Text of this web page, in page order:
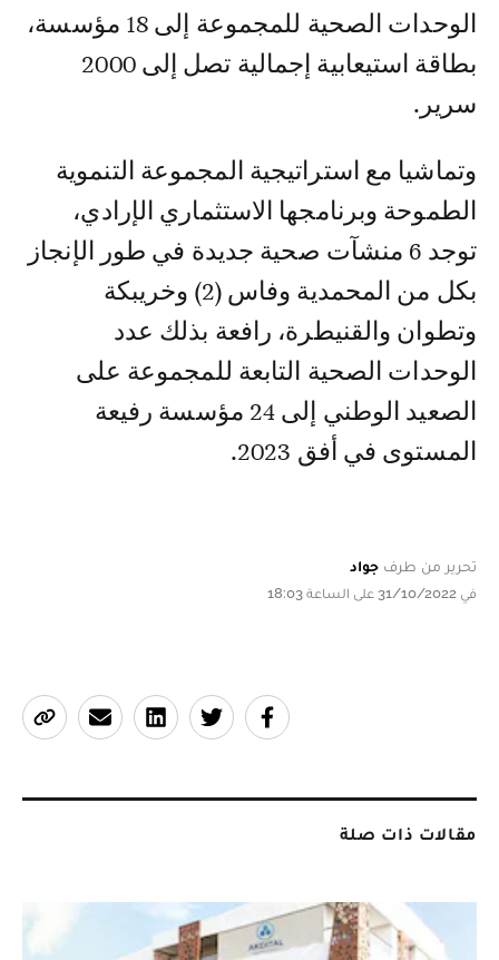
الوحدات الصحية للمجموعة إلى 18 مؤسسة،
بطاقة استيعابية إجمالية تصل إلى 2000
سرير.
وتماشيا مع استراتيجية المجموعة التنموية
الطموحة وبرنامجها الاستثماري الإرادي،
توجد 6 منشآت صحية جديدة في طور الإنجاز
بكل من المحمدية وفاس (2) وخريبكة
وتطوان والقنيطرة، رافعة بذلك عدد
الوحدات الصحية التابعة للمجموعة على
الصعيد الوطني إلى 24 مؤسسة رفيعة
المستوى في أفق 2023.
تحرير من طرف جواد
في 31/10/2022 على الساعة 18:03
مقالات ذات صلة